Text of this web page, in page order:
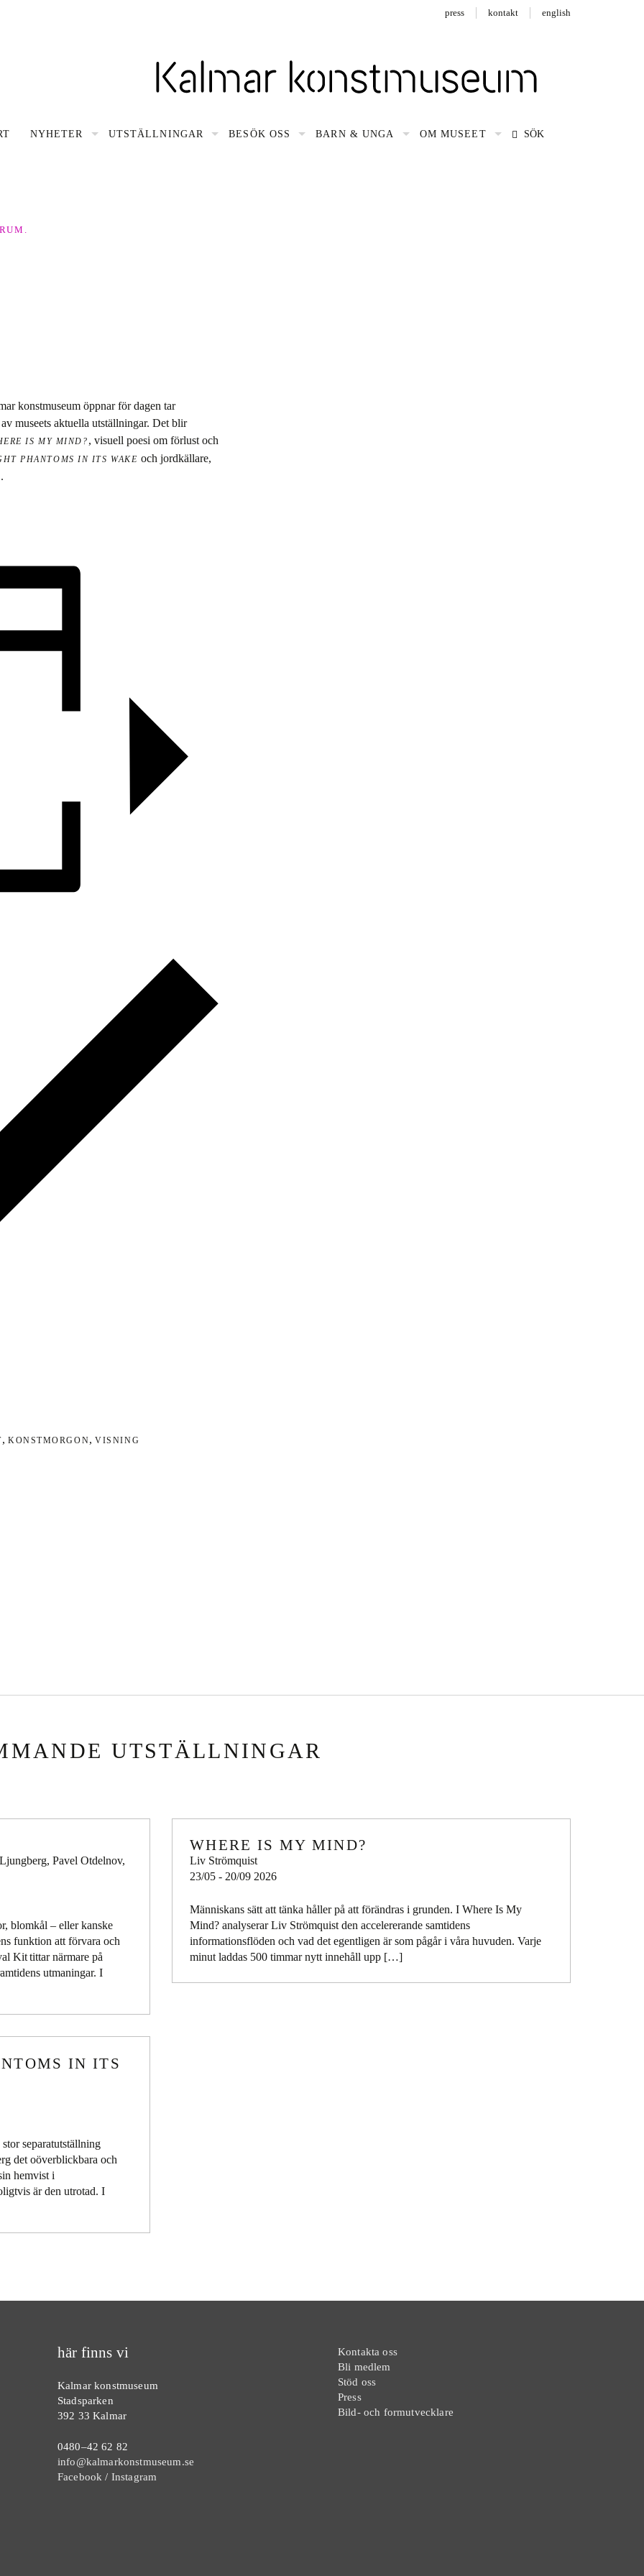
press kontakt english
NYHETER UTSTÄLLNINGAR BESÖK OSS BARN & UNGA OM MUSEET SÖK
konstmuseum öppnar för dagen tar
museets aktuella utställningar. Det blir
IS MY MIND? , visuell poesi om förlust och
PHANTOMS IN ITS WAKE och jordkällare,
.
, KONSTMORGON,VISNING
UTSTÄLLNINGAR
Pavel Otdelnov,
blomkål – eller kanske
funktion att förvara och
Kit tittar närmare på
utmaningar. I
WHERE IS MY MIND?
Liv Strömquist
23/05 - 20/09 2026
Människans sätt att tänka håller på att förändras i grunden. I Where Is My
Mind? analyserar Liv Strömquist den accelererande samtidens
informationsflöden och vad det egentligen är som pågår i våra huvuden. Varje
minut laddas 500 timmar nytt innehåll upp […]
IN ITS
separatutställning
det oöverblickbara och
hemvist i
är den utrotad. I
här finns vi
Kalmar konstmuseum
Stadsparken
392 33 Kalmar
0480–42 62 82
info@kalmarkonstmuseum.se
Facebook / Instagram
Kontakta oss
Bli medlem
Stöd oss
Press
Bild- och formutvecklare